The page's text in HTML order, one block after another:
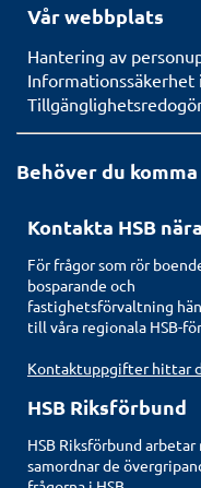
Vår webbplats
Hantering av
Informationssäkerhet
Behöver du
Kontakta HSB
För frågor som rör
bosparande och
fastighetsförvaltning
till våra regionala HSB-
Kontaktuppgifter hittar
HSB Riksförbund
HSB Riksförbund arbetar
samordnar de